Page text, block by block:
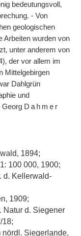
bedeutungsvoll,
- Von
geologischen
Arbeiten wurden von
unter anderem von
der vor allem im
Mittelgebirgen
Dahlgrün
und
Georg Dahmer
1894;
100 000, 1900;
d. Kellerwald-
1909;
Natur d. Siegener
18;
nördl. Siegerlande,